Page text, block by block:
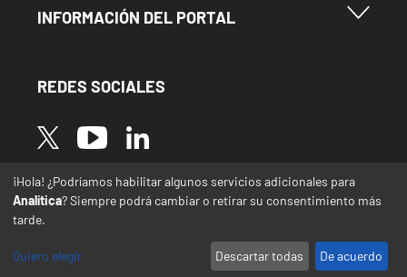
Menu Footer Información del Portal
INFORMACIÓN DEL PORTAL
REDES SOCIALES
Image Image Image
* Las traducciones de este sitio web desde el
español a otras lenguas se realizan de forma
automática y pueden contener errores o
¡Hola! ¿Podríamos habilitar algunos servicios adicionales para
Analítica? Siempre podrá cambiar o retirar su consentimiento más
tarde.
Quiero elegir Descartar todas De acuerdo